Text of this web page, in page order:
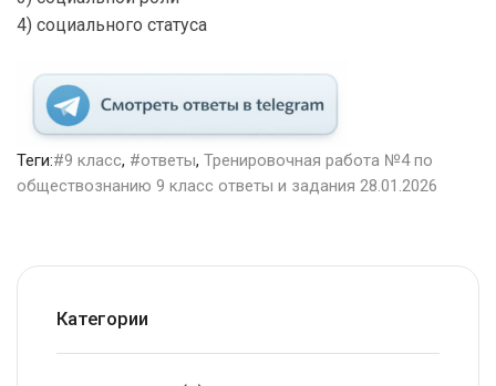
4) социального статуса
Теги:#9 класс, #ответы, Тренировочная работа №4 по
обществознанию 9 класс ответы и задания 28.01.2026
Категории